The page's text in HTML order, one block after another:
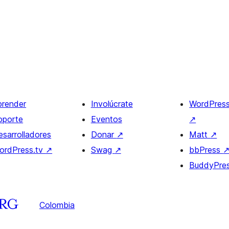
↗
Involúcrate
Eventos
Donar ↗
Swag ↗
↗
Matt ↗
bbPress
Colombia